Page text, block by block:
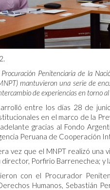
Penitenciaria de la
mantuvieron una serie de
de experiencias en torno
entre los días 28 de
en el marco de la
gracias al Fondo
Peruana de Cooperación
vez que el MNPT realizó una
Porfirio Barrenechea; y
con el Procurador
Humanos, Sebastián